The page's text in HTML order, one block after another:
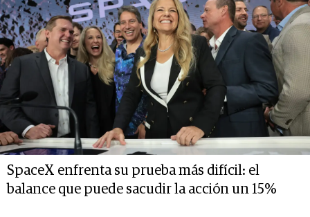
SpaceX enfrenta su prueba más difícil: el
balance que puede sacudir la acción un 15%